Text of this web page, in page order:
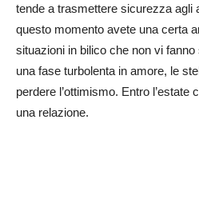
tende a trasmettere sicurezza agli
questo momento avete una certa
situazioni in bilico che non vi
una fase turbolenta in amore, le
perdere l’ottimismo. Entro
una relazione.